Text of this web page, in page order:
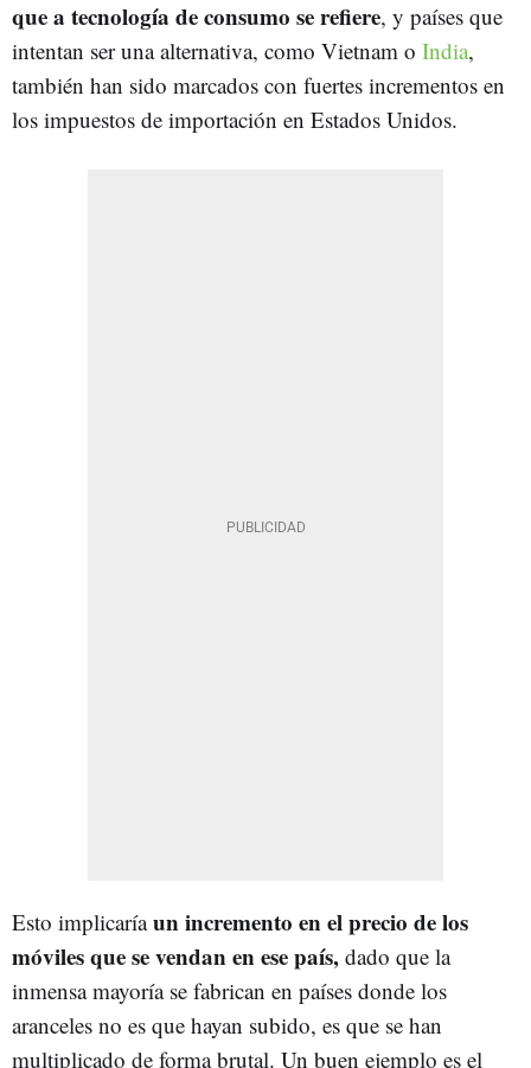
que a tecnología de consumo se refiere, y países que
intentan ser una alternativa, como Vietnam o India,
también han sido marcados con fuertes incrementos en
los impuestos de importación en Estados Unidos.
Esto implicaríaun incremento en el precio de los
móviles que se vendan en ese país, dado que la
inmensa mayoría se fabrican en países donde los
aranceles no es que hayan subido, es que se han
multiplicado de forma brutal. Un buen ejemplo es el